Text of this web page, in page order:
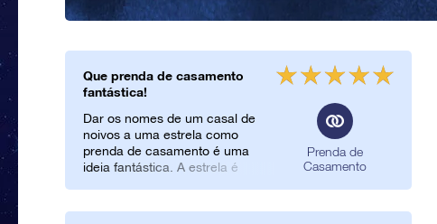
Que prenda de casamento
fantástica!
Dar os nomes de um casal de
noivos a uma estrela como
prenda de casamento é uma
ideia fantástica. A estrela é
estrela em qualquer altura. Foi
Prenda de
Casamento